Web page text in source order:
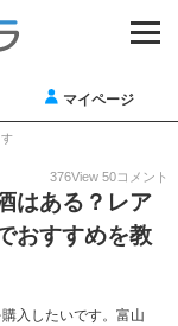
マイページ
376View 50コメント
はある？レア
おすすめを教
入したいです。富山